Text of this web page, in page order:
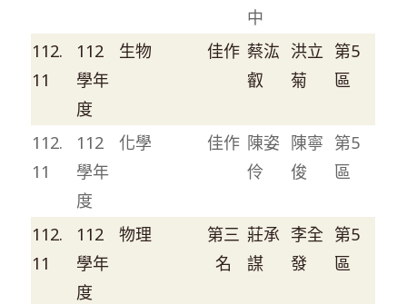
中
112.
11
112
學年
度
生物 佳作 蔡汯
叡
洪立
菊
第5
區
112.
11
112
學年
度
化學 佳作 陳姿
伶
陳寧
俊
第5
區
112.
11
112
學年
度
物理
第三
名
莊承
謀
李全
發
第5
區